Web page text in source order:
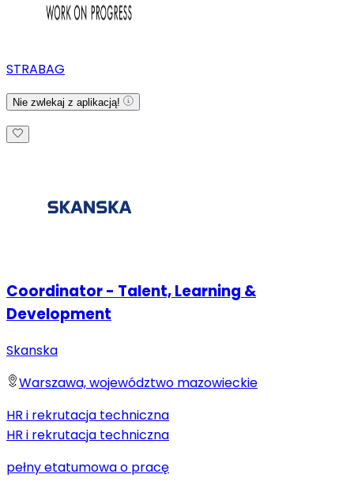
STRABAG
Nie zwlekaj z aplikacją!
Coordinator - Talent, Learning &
Development
Skanska
Warszawa, województwo mazowieckie
HR i rekrutacja techniczna
HR i rekrutacja techniczna
pełny etatumowa o pracę